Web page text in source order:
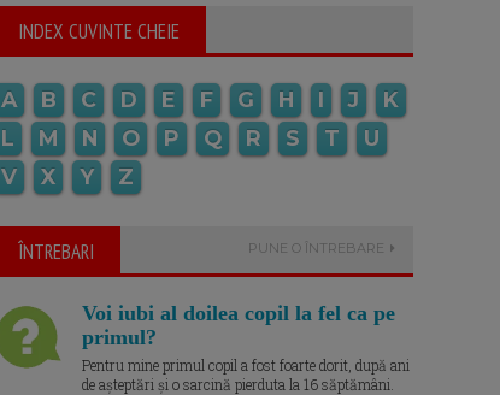
INDEX CUVINTE CHEIE
A B C D E F G H I J
K
L
M N O P Q R S T
U
V
X Y Z
ÎNTREBARI PUNE O ÎNTREBARE
Voi iubi al doilea copil la fel ca pe
primul?
Pentru mine primul copil a fost foarte dorit, după ani
de așteptări și o sarcină pierduta la 16 săptămâni.